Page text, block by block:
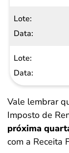
Vale lembrar
Imposto de
próxima
com a Receita